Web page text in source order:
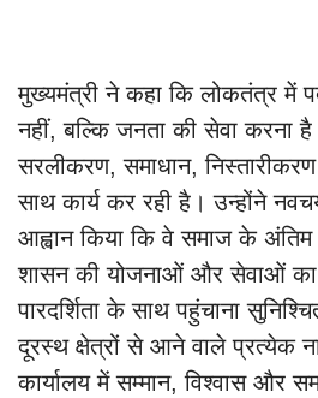
मुख्यमंत्री ने कहा कि लोकतंत्र में
नहीं, बल्कि जनता की सेवा करना
सरलीकरण, समाधान,
साथ कार्य कर रही है। उन्होंने
आह्वान किया कि वे समाज के
शासन की योजनाओं और सेवाओं का
पारदर्शिता के साथ पहुंचाना
दूरस्थ क्षेत्रों से आने वाले प्रत्येक
कार्यालय में सम्मान, विश्वास और